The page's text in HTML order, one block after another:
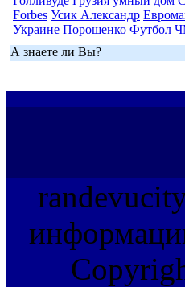
Forbes Усик Александр
Украине Порошенко Футбол
А знаете ли Вы?